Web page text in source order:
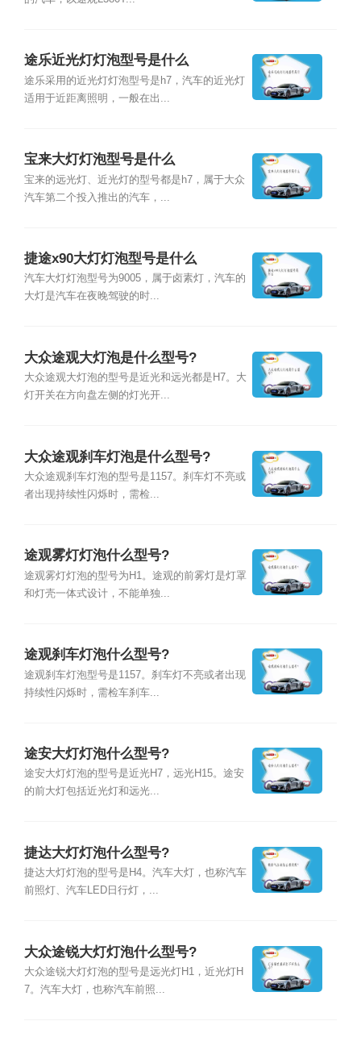
途乐近光灯灯泡型号是什么
途乐采用的近光灯灯泡型号是h7，汽车的近光灯
适用于近距离照明，一般在出...
宝来大灯灯泡型号是什么
宝来的远光灯、近光灯的型号都是h7，属于大众
汽车第二个投入推出的汽车，...
捷途x90大灯灯泡型号是什么
汽车大灯灯泡型号为9005，属于卤素灯，汽车的
大灯是汽车在夜晚驾驶的时...
大众途观大灯泡是什么型号?
大众途观大灯泡的型号是近光和远光都是H7。大
灯开关在方向盘左侧的灯光开...
大众途观刹车灯泡是什么型号?
大众途观刹车灯泡的型号是1157。刹车灯不亮或
者出现持续性闪烁时，需检...
途观雾灯灯泡什么型号?
途观雾灯灯泡的型号为H1。途观的前雾灯是灯罩
和灯壳一体式设计，不能单独...
途观刹车灯泡什么型号?
途观刹车灯泡型号是1157。刹车灯不亮或者出现
持续性闪烁时，需检车刹车...
途安大灯灯泡什么型号?
途安大灯灯泡的型号是近光H7，远光H15。途安
的前大灯包括近光灯和远光...
捷达大灯灯泡什么型号?
捷达大灯灯泡的型号是H4。汽车大灯，也称汽车
前照灯、汽车LED日行灯，...
大众途锐大灯灯泡什么型号?
大众途锐大灯灯泡的型号是远光灯H1，近光灯H
7。汽车大灯，也称汽车前照...